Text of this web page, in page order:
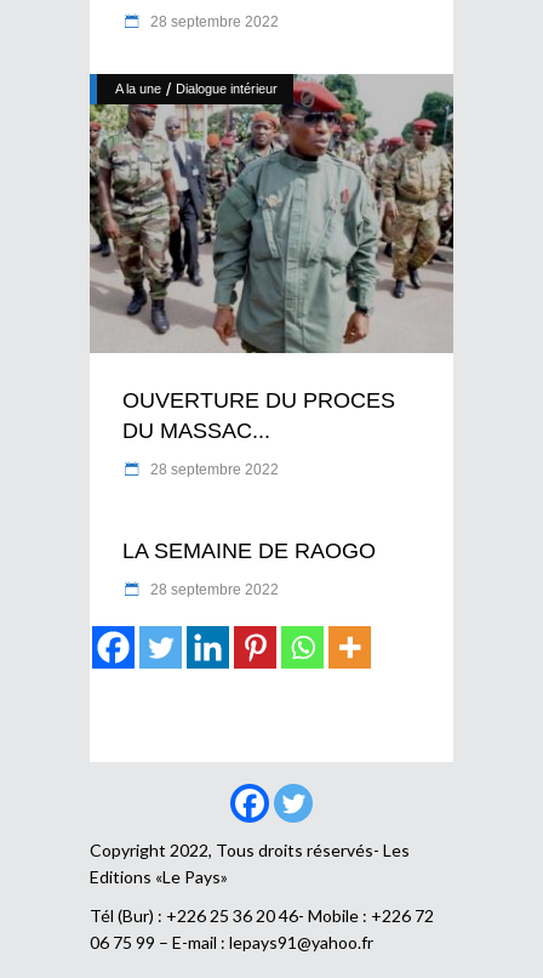
28 septembre 2022
A la une / Dialogue intérieur
OUVERTURE DU PROCES
DU MASSAC...
28 septembre 2022
LA SEMAINE DE RAOGO
28 septembre 2022
Copyright 2022, Tous droits réservés- Les
Editions «Le Pays»
Tél (Bur) : +226 25 36 20 46- Mobile : +226 72
06 75 99 – E-mail : lepays91@yahoo.fr